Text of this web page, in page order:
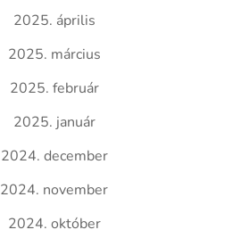
2025. április
2025. március
2025. február
2025. január
2024. december
2024. november
2024. október